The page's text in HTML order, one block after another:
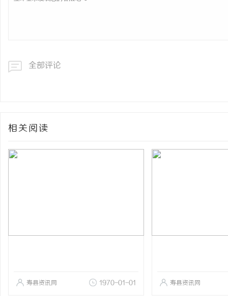
全部评论
相关阅读
寿县资讯网 1970-01-01 寿县资讯网